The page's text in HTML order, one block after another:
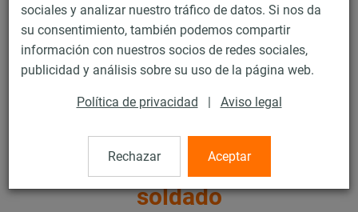
sociales y analizar nuestro tráfico de datos. Si nos da
su consentimiento, también podemos compartir
información con nuestros socios de redes sociales,
publicidad y análisis sobre su uso de la página web.
Política de privacidad | Aviso legal
Rechazar Aceptar
Productos Tecnología de soportación
Productos de acero inoxidable
Accesorios de montaje de acero inoxidable
Placas base con manguito soldado
20 / 21
Placas base con manguito
soldado